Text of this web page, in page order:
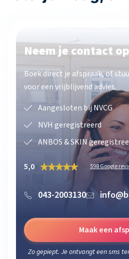
Neem je contact
Boek direct je afspraak, of
voor een vrijblijvend advies.
Aangesloten bij NVCG
NVH geregistreerd
ANBOS & SKIN
5,0 598 Google
043-2003130
Maak een
Zo gepiept. Je ontvangt een sms